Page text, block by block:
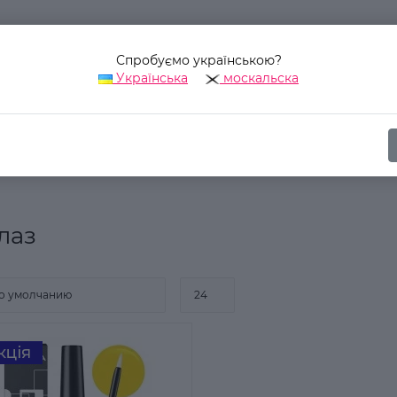
Спробуємо українською?
Українська
москальска